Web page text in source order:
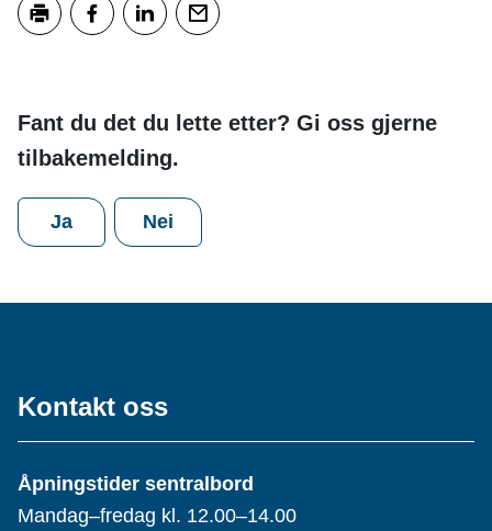
Fant du det du lette etter? Gi oss gjerne
tilbakemelding.
Ja Nei
Kontakt oss
Åpningstider sentralbord
Mandag–fredag kl. 12.00–14.00